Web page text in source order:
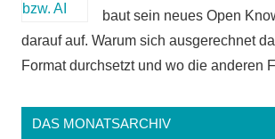
baut sein neues Open
darauf auf. Warum sich ausgerechnet
Format durchsetzt und wo die anderen
DAS MONATSARCHIV